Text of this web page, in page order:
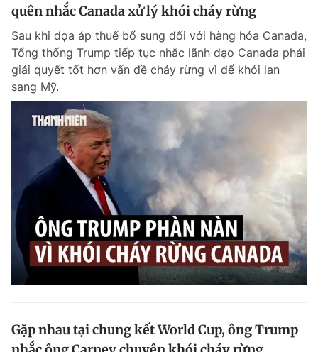
quên nhắc Canada xử lý khói cháy rừng
Sau khi dọa áp thuế bổ sung đối với hàng hóa Canada,
Tổng thống Trump tiếp tục nhắc lãnh đạo Canada phải
giải quyết tốt hơn vấn đề cháy rừng vì để khói lan
sang Mỹ.
Gặp nhau tại chung kết World Cup, ông Trump